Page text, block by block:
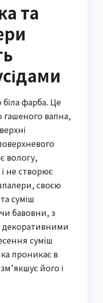
та
фарба. Це
вапна,
вологу,
не створює
своєю
суміш
бавовни, з
декоративними
суміш
проникає в
його і